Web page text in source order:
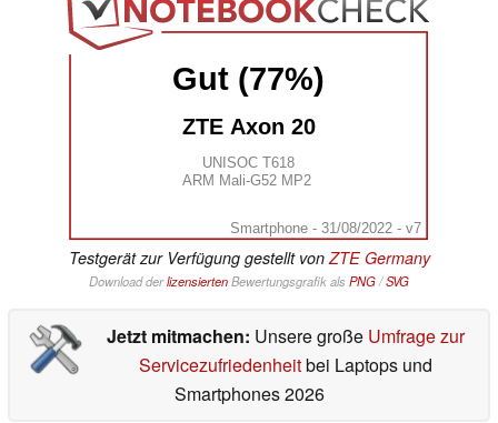
Gut (77%)
ZTE Axon 20
UNISOC T618
ARM Mali-G52 MP2
Smartphone - 31/08/2022 - v7
Testgerät zur Verfügung gestellt von ZTE Germany
Download derlizensiertenBewertungsgrafik als PNG/SVG
Jetzt mitmachen: Unsere große Umfrage zur
Servicezufriedenheitbei Laptops und
Smartphones 2026